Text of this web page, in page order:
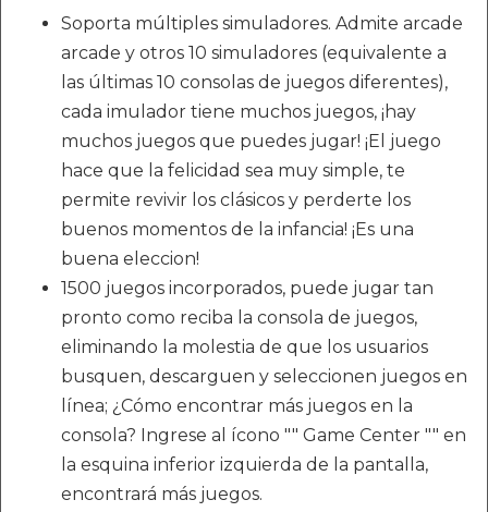
Soporta múltiples simuladores. Admite arcade
arcade y otros 10 simuladores (equivalente a
las últimas 10 consolas de juegos diferentes),
cada imulador tiene muchos juegos, ¡hay
muchos juegos que puedes jugar! ¡El juego
hace que la felicidad sea muy simple, te
permite revivir los clásicos y perderte los
buenos momentos de la infancia! ¡Es una
buena eleccion!
1500 juegos incorporados, puede jugar tan
pronto como reciba la consola de juegos,
eliminando la molestia de que los usuarios
busquen, descarguen y seleccionen juegos en
línea; ¿Cómo encontrar más juegos en la
consola? Ingrese al ícono "" Game Center "" en
la esquina inferior izquierda de la pantalla,
encontrará más juegos.